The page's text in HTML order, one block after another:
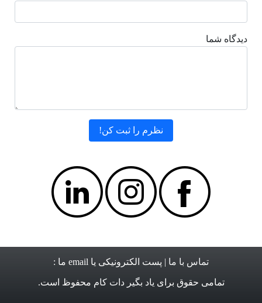
دیدگاه شما
تماس با ما | پست الکترونیکی یا email ما :
تمامی حقوق برای یاد بگیر دات کام محفوظ است.